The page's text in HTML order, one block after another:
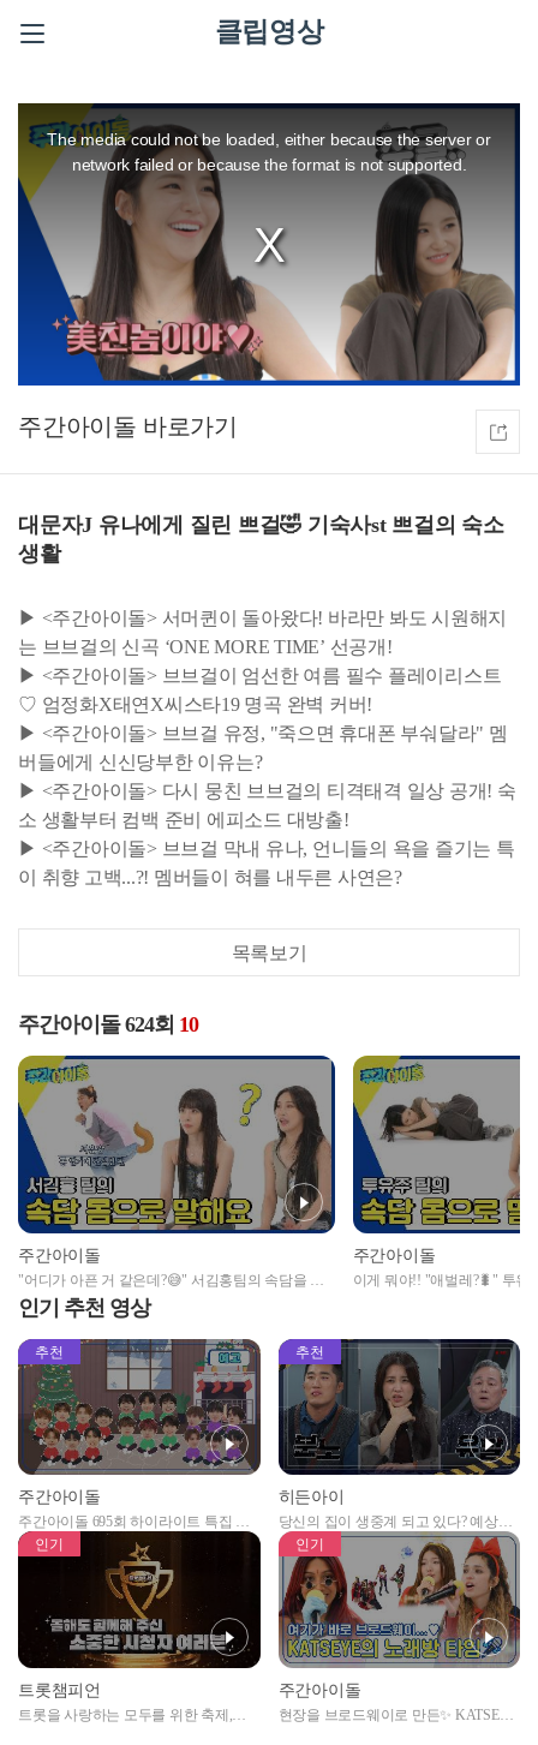
클립영상
modal
window.
The media could not be loaded, either because the server or
network failed or because the format is not supported.
주간아이돌
대문자J 유나에게 질린 쁘걸🤣 기숙사st 쁘걸의 숙소
생활
▶ <주간아이돌> 서머퀸이 돌아왔다! 바라만 봐도 시원해지
는 브브걸의 신곡 ‘ONE MORE TIME’ 선공개!
▶ <주간아이돌> 브브걸이 엄선한 여름 필수 플레이리스트
♡ 엄정화X태연X씨스타19 명곡 완벽 커버!
▶ <주간아이돌> 브브걸 유정, "죽으면 휴대폰 부숴달라" 멤
버들에게 신신당부한 이유는?
▶ <주간아이돌> 다시 뭉친 브브걸의 티격태격 일상 공개! 숙
소 생활부터 컴백 준비 에피소드 대방출!
▶ <주간아이돌> 브브걸 막내 유나, 언니들의 욕을 즐기는 특
이 취향 고백...?! 멤버들이 혀를 내두른 사연은?
목록보기
주간아이돌 624회 10
주간아이돌
"어디가 아픈 거 같은데?😅" 서김홍팀의 속담을 몸
으로 말해요
주간아이돌
이게 뭐야!! "애벌레?🐛" 투유
인기 추천 영상
추천
주간아이돌
주간아이돌 695회 하이라이트 특집 남
자아이돌편 예고
추천
히든아이
당신의 집이 생중계 되고 있다? 예상치
못한 곳에서 일어나는 불법촬영 범죄!
인기
트롯챔피언
트롯을 사랑하는 모두를 위한 축제,
인기
주간아이돌
현장을 브로드웨이로 만든✨ KATSEYE